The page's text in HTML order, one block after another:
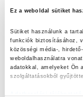
Ez a weboldal sütiket
Sütiket használunk a
funkciók biztosításához,
közösségi média-,
weboldalhasználatra
adatokkal, amelyeket Ön
szolgáltatásokból
Komposztünnep
Különdíj:
csatlakozók:
Hévízgyörk és